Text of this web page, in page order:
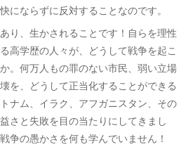
にならずに反対することなのです。
り、生かされることです！自らを理性
高学歴の人々が、どうして戦争を起こ
。何万人もの罪のない市民、弱い立場
を、どうして正当化することができる
ナム、イラク、アフガニスタン、その
さと失敗を目の当たりにしてきまし
争の愚かさを何も学んでいません！